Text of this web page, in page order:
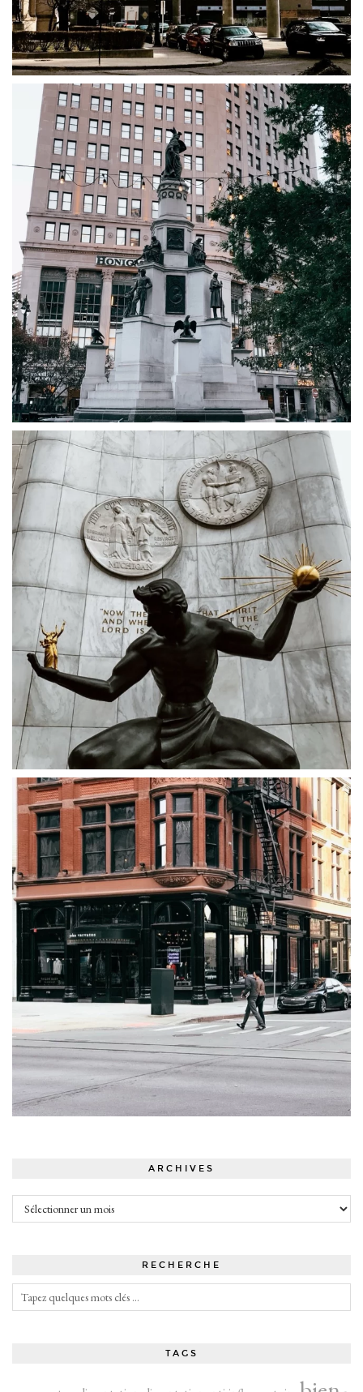
ARCHIVES
Archives
RECHERCHE
TAGS